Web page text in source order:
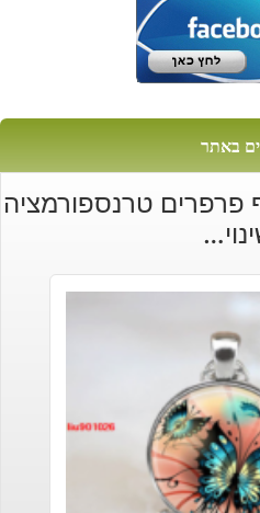
באתר
פרפרים טרנספורמציה